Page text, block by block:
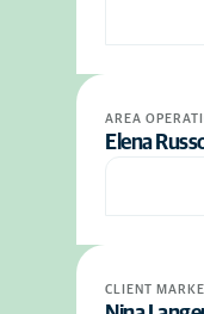
AREA
Elena
CLIENT